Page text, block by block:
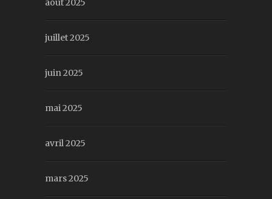
août 2025
juillet 2025
juin 2025
mai 2025
avril 2025
mars 2025